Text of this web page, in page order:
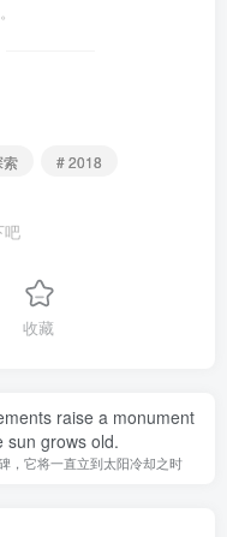
索 # 2018
吧
收藏
raise a monument
sun grows old.
，它将一直立到太阳冷却之时